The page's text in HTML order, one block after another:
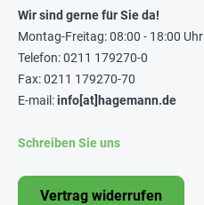
Wir sind gerne für Sie da!
Montag-Freitag: 08:00 - 18:00 Uhr
Telefon: 0211 179270-0
Fax: 0211 179270-70
E-mail:info[at]hagemann.de
Schreiben Sie uns
Vertrag widerrufen